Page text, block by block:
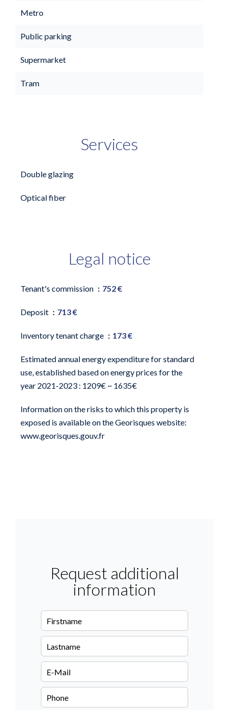
Metro
Public parking
Supermarket
Tram
Services
Double glazing
Optical fiber
Legal notice
Tenant's commission 752 €
Deposit 713 €
Inventory tenant charge 173 €
Estimated annual energy expenditure for standard
use, established based on energy prices for the
year 2021-2023 : 1209€ ~ 1635€
Information on the risks to which this property is
exposed is available on the Georisques website:
www.georisques.gouv.fr
Request additional
information